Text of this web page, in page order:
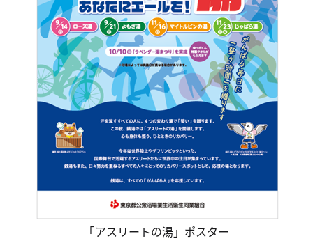
「アスリートの湯」ポスター